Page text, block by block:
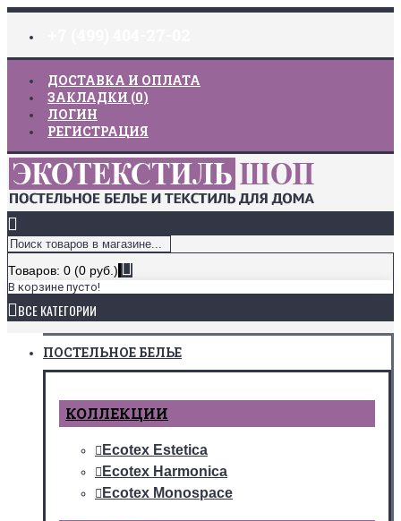
ДОСТАВКА И ОПЛАТА
ЗАКЛАДКИ (0)
ЛОГИН
РЕГИСТРАЦИЯ
Товаров: 0 (0 руб.)
В корзине пусто!
ВСЕ КАТЕГОРИИ
ПОСТЕЛЬНОЕ БЕЛЬЕ
КОЛЛЕКЦИИ
Ecotex Estetica
Ecotex Harmonica
Ecotex Monospace